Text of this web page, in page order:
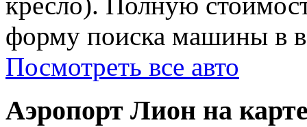
форму поиска машины в
Посмотреть все авто
Аэропорт Лион на